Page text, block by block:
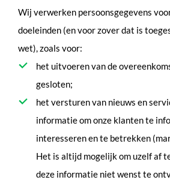
Wij verwerken persoonsgegevens
doeleinden (en voor zover dat is
wet), zoals voor:
het uitvoeren van de
gesloten;
het versturen van nieuws en
informatie om onze klanten te
interesseren en te betrekken
Het is altijd mogelijk om uzelf af
deze informatie niet wenst te